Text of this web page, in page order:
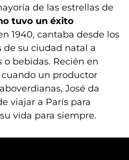
de las estrellas de
tuvo un éxito
1940, cantaba desde los
de su ciudad natal a
bebidas. Recién en
cuando un productor
José da
viajar a París para
vida para siempre.